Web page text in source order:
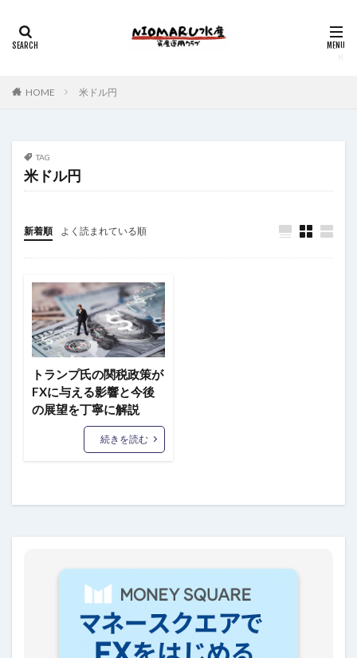
HOME 米ドル円
TAG
米ドル円
新着順 よく読まれている順
トランプ氏の関税政策が
FXに与える影響と今後
の展望を丁寧に解説
続きを読む